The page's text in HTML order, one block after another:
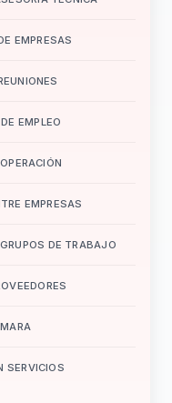
EMPRESAS
EMPLEO
EMPRESAS
DE TRABAJO
SERVICIOS